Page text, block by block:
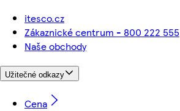
itesco.cz
Zákaznické centrum - 800 222 555
Naše obchody
Užitečné odkazy
Cena